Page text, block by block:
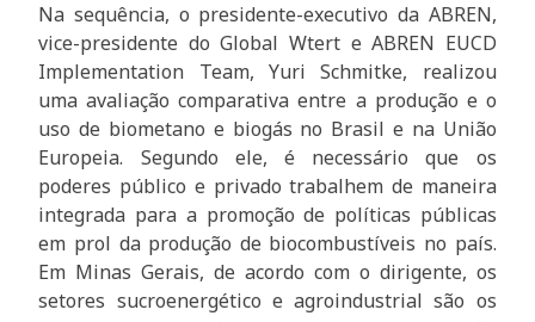
Na sequência, o presidente-executivo da ABREN,
vice-presidente do Global Wtert e ABREN EUCD
Implementation Team, Yuri Schmitke, realizou
uma avaliação comparativa entre a produção e o
uso de biometano e biogás no Brasil e na União
Europeia. Segundo ele, é necessário que os
poderes público e privado trabalhem de maneira
integrada para a promoção de políticas públicas
em prol da produção de biocombustíveis no país.
Em Minas Gerais, de acordo com o dirigente, os
setores sucroenergético e agroindustrial são os